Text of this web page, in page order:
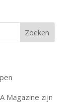
Magazine zijn